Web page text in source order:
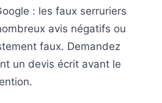
: les faux serruriers
avis négatifs ou
faux. Demandez
un devis écrit avant le